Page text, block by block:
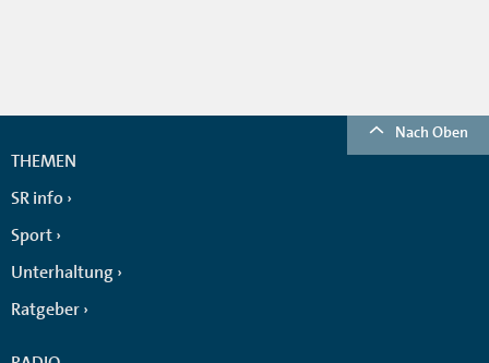
Nach Oben
THEMEN
SR info
Sport
Unterhaltung
Ratgeber